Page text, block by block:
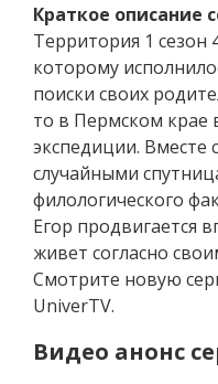
Краткое описание
Территория 1 сезон
которому
поиски своих
то в Пермском крае
экспедиции. Вместе
случайными
филологического
Егор продвигается
живет согласно
Смотрите новую
UniverTV.
Видео анонс